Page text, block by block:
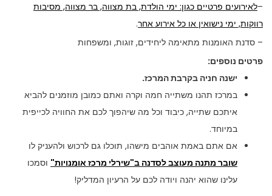
–לאירועים פרטיים כגון: ימי הולדת, בת מצווה, בר מצווה, מסיבות
רווקות, ימי נישואין או כל אירוע אחר.
– סדנת האומנות מתאימה ליחידים, זוגות, ומשפחות
פרטים נוספים:
ישנה חניה בקרבת המרכז.
במרכז תהנו משתייה חמה וקרה ואתם כמובן מוזמנים להביא
איתכם שתייה, כיבוד וכל מה שיהפוך לכם את החוויה לכייפית
במיוחד.
אם אתם באמת אוהבים מישהו, תוכלו גם לרכוש ולהעניק לו
שובר מתנה מעוצב לסדנה ב"שירלי מרכז אומנויות" וסמכו
עלינו שהוא יהנה ויודה לכם על הרעיון המדליק!